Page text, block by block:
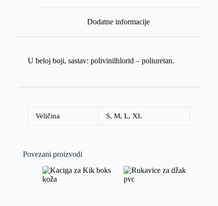
Dodatne informacije
U beloj boji, sastav: polivinilhlorid – poliuretan.
Veličina S, M, L, XL
Povezani proizvodi